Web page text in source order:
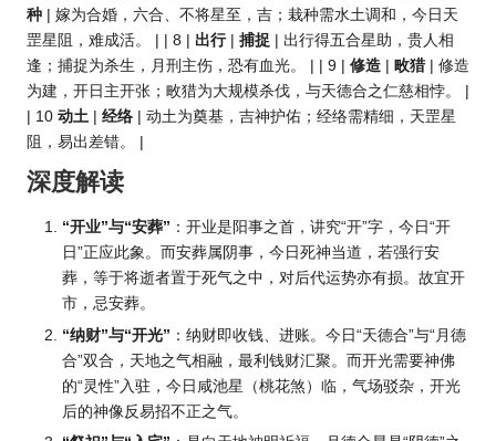
种 | 嫁为合婚，六合、不将星至，吉；栽种需水土调和，今日天
罡星阻，难成活。 | | 8 | 出行| 捕捉 | 出行得五合星助，贵人相
逢；捕捉为杀生，月刑主伤，恐有血光。 | | 9 | 修造 畋猎| 修造
为建，开日主开张；畋猎为大规模杀伐，与天德合之仁慈相悖。 |
| 10 动土 经络 | 动土为奠基，吉神护佑；经络需精细，天罡星
阻，易出差错。 |
深度解读
“开业”与“安葬” ：开业是阳事之首，讲究“开”字，今日“开
日”正应此象。而安葬属阴事，今日死神当道，若强行安
葬，等于将逝者置于死气之中，对后代运势亦有损。故宜开
市，忌安葬。
“纳财”与“开光” ：纳财即收钱、进账。今日“天德合”与“月德
合”双合，天地之气相融，最利钱财汇聚。而开光需要神佛
的“灵性”入驻，今日咸池星（桃花煞）临，气场驳杂，开光
后的神像反易招不正之气。